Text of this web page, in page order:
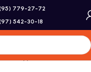
779-27-72
542-30-18
для геліосистем